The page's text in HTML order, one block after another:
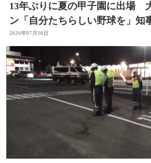
13年ぶりに夏の甲子園に出場
ン「自分たちらしい野球を」知
う
2026年07月30日